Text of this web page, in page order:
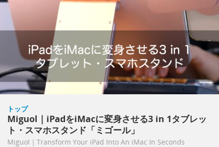
トップ
Miguol｜iPadをiMacに変身させる3 in 1タブレッ
ト・スマホスタンド「ミゴール」
Miguol｜Transform Your iPad Into An iMac In Seconds